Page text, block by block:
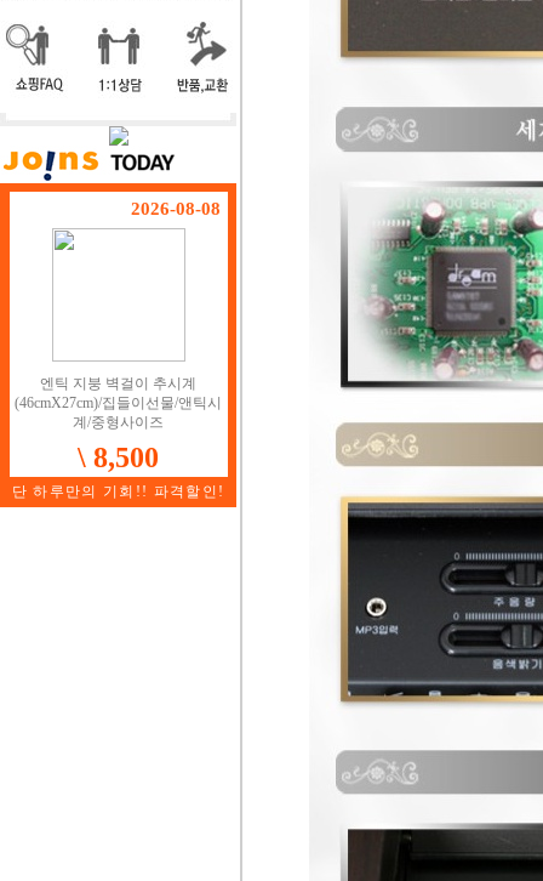
2026-08-08
엔틱 지붕 벽걸이 추시계
(46cmX27cm)/집들이선물/앤틱시
계/중형사이즈
\ 8,500
단 하루만의 기회!! 파격할인!